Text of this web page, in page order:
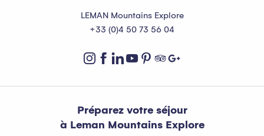
LEMAN Mountains Explore
+33 (0)4 50 73 56 04
Préparez votre séjour
à Leman Mountains Explore